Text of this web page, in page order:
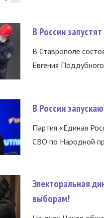
В России
В Ставрополе
Евгения
В России
Партия «Единая
СВО по Народной
Электоральная
выборам!